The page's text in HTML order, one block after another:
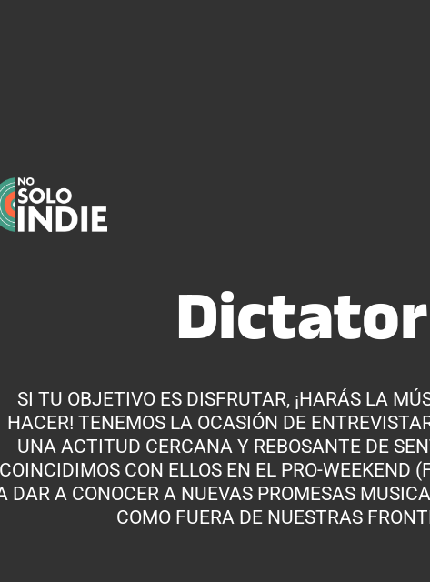
Dictator
SI TU OBJETIVO ES DISFRUTAR, ¡HARÁS LA
HACER! TENEMOS LA OCASIÓN DE
UNA ACTITUD CERCANA Y REBOSANTE DE
COINCIDIMOS CON ELLOS EN EL PRO-WEEKEND
DAR A CONOCER A NUEVAS PROMESAS
COMO FUERA DE NUESTRAS